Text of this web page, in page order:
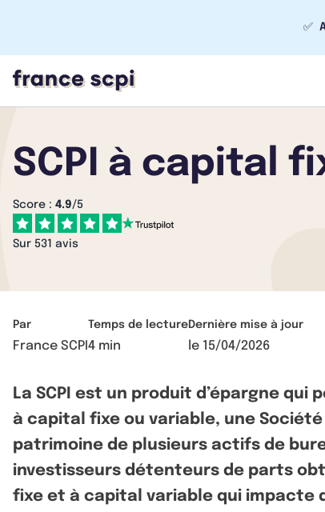
✅
SCPI à capital
Score : 4.9/5
Sur 531 avis
Par
France SCPI
Temps de lecture
4 min
Dernière mise à jour
le 15/04/2026
La SCPI est un produit d’épargne
à capital fixe ou variable, une
patrimoine de plusieurs actifs de
investisseurs détenteurs de parts
fixe et à capital variable qui impacte